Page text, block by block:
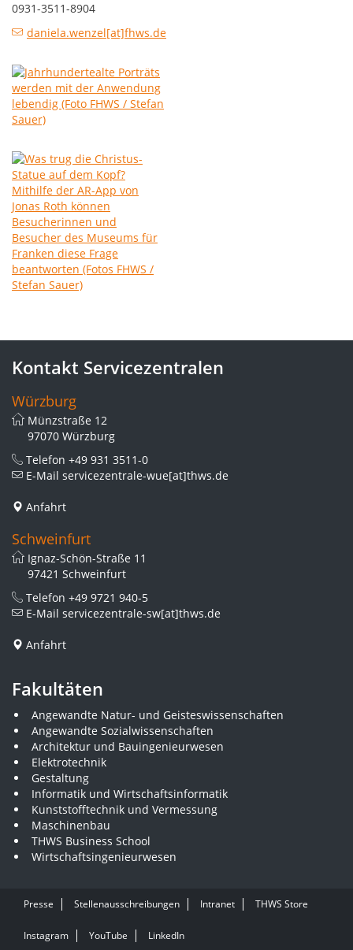
0931-3511-8904
daniela.wenzel[at]fhws.de
Kontakt Servicezentralen
Würzburg
Münzstraße 12
97070 Würzburg
Telefon +49 931 3511-0
E-Mail servicezentrale-wue[at]thws.de
Anfahrt
Schweinfurt
Ignaz-Schön-Straße 11
97421 Schweinfurt
Telefon +49 9721 940-5
E-Mail servicezentrale-sw[at]thws.de
Anfahrt
Fakultäten
Angewandte Natur- und Geisteswissenschaften
Angewandte Sozialwissenschaften
Architektur und Bauingenieurwesen
Elektrotechnik
Gestaltung
Informatik und Wirtschaftsinformatik
Kunststofftechnik und Vermessung
Maschinenbau
THWS Business School
Wirtschaftsingenieurwesen
Presse Stellenausschreibungen Intranet THWS Store
Instagram YouTube LinkedIn